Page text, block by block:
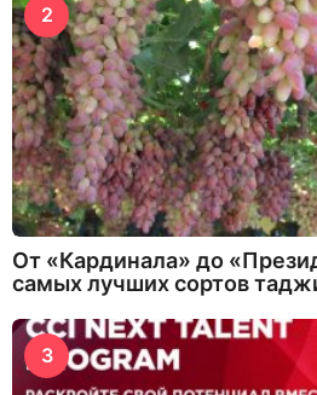
2
От «Кардинала» до
самых лучших сортов
3